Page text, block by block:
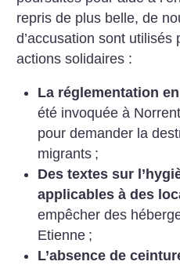
repris de plus belle, de
d’accusation sont utilisés
actions solidaires :
La réglementation
été invoquée à
pour demander la
migrants ;
Des textes sur
applicables à des
empêcher des
Etienne ;
L’absence de